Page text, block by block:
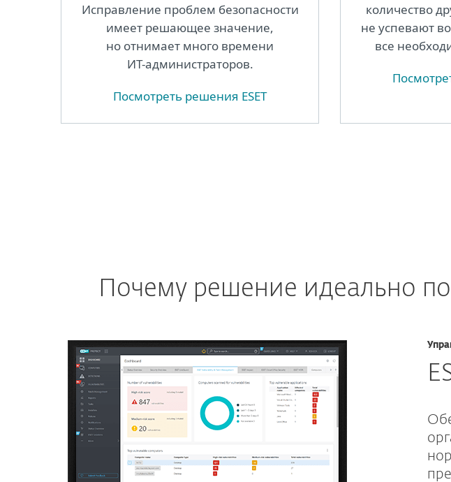
Исправление проблем безопасности
имеет решающее значение,
но отнимает много времени
ИТ-администраторов.
Посмотреть решения ESET
количество
не успевают
все
Почему решение идеально